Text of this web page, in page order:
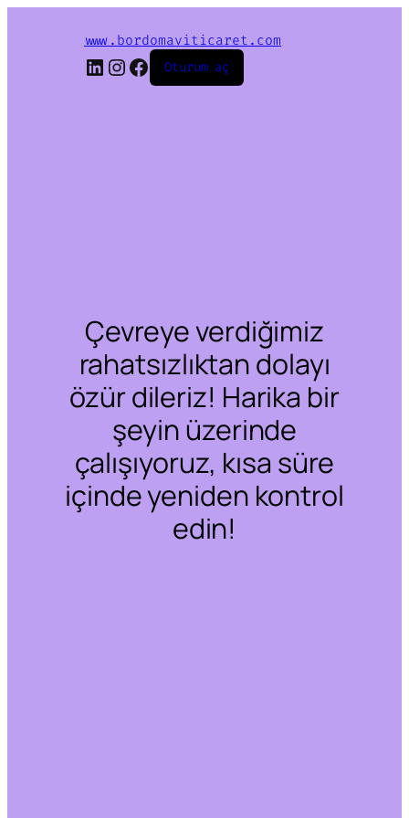
www.bordomaviticaret.com
LinkedIn
Instagram
Facebook
Oturum aç
Çevreye verdiğimiz
rahatsızlıktan dolayı
özür dileriz! Harika bir
şeyin üzerinde
çalışıyoruz, kısa süre
içinde yeniden kontrol
edin!